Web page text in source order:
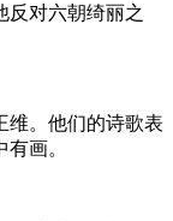
反对六朝绮丽之
维。他们的诗歌表
画。